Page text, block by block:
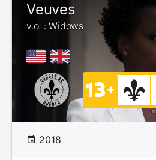
Veuves
v.o. : Widows
2018